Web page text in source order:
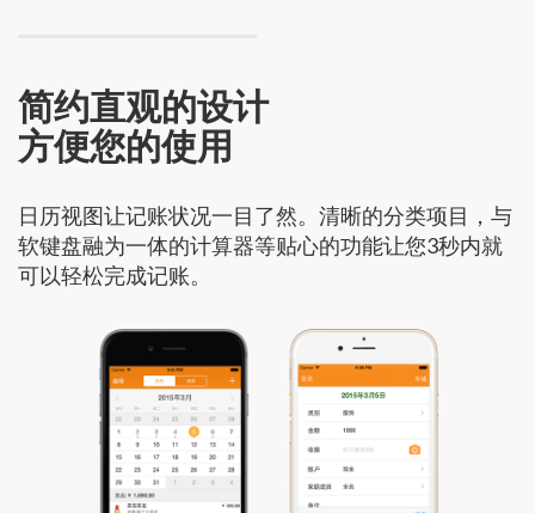
简约直观的设计
方便您的使用
日历视图让记账状况一目了然。清晰的分类项目，与
软键盘融为一体的计算器等贴心的功能让您3秒内就
可以轻松完成记账。